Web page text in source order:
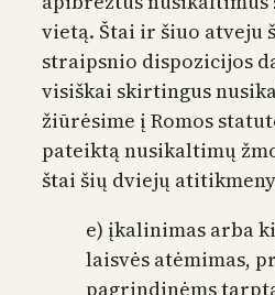
vietą. Štai ir šiuo atveju
straipsnio dispozicijos
visiškai skirtingus
žiūrėsime į Romos
pateiktą nusikaltimų
štai šių dviejų
e) įkalinimas arba
laisvės atėmimas,
pagrindinėms